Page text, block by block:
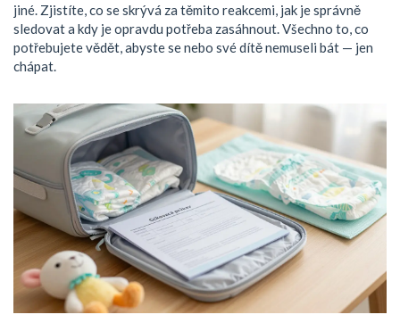
jiné. Zjistíte, co se skrývá za těmito reakcemi, jak je správně
sledovat a kdy je opravdu potřeba zasáhnout. Všechno to, co
potřebujete vědět, abyste se nebo své dítě nemuseli bát — jen
chápat.